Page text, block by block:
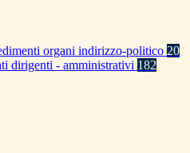
organi indirizzo-politico 20
dirigenti - amministrativi 182